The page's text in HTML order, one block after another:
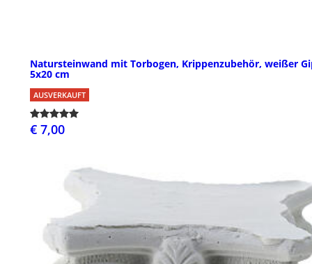
Natursteinwand mit Torbogen, Krippenzubehör, weißer
5x20 cm
AUSVERKAUFT
€ 7,00